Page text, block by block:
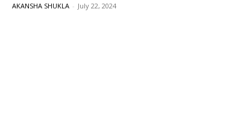
AKANSHA SHUKLA - July 22, 2024